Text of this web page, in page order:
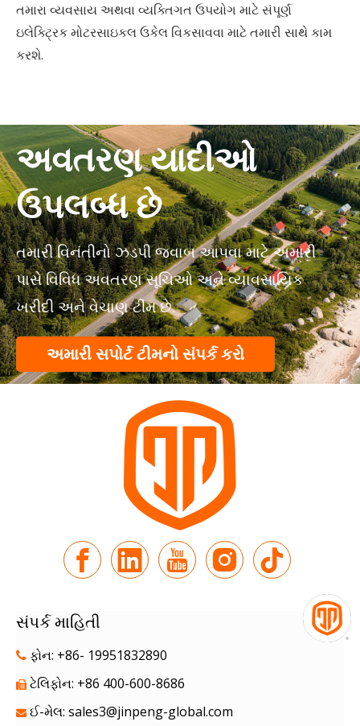
તમારા વ્યવસાય અથવા વ્યક્તિગત ઉપયોગ માટે સંપૂર્ણ
ઇલેક્ટ્રિક મોટરસાઇકલ ઉકેલ વિકસાવવા માટે તમારી સાથે કામ
કરશે.
અવતરણ યાદીઓ
ઉપલબ્ધ છે
તમારી વિનંતીનો ઝડપી જવાબ આપવા માટે અમારી
પાસે વિવિધ અવતરણ સૂચિઓ અને વ્યાવસાયિક
ખરીદી અને વેચાણ ટીમ છે.
અમારી સપોર્ટ ટીમનો સંપર્ક કરો
સંપર્ક માહિતી
 ફોન: +86- 19951832890
 ટેલિફોન: +86 400-600-8686
 ઈ-મેલ: sales3@jinpeng-global.com